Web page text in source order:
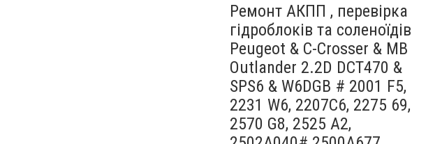
Ремонт АКПП , перевірка
гідроблоків та соленоїдів
Peugeot & C-Crosser & MB
Outlander 2.2D DCT470 &
SPS6 & W6DGB # 2001 F5,
2231 W6, 2207C6, 2275 69,
2570 G8, 2525 A2,